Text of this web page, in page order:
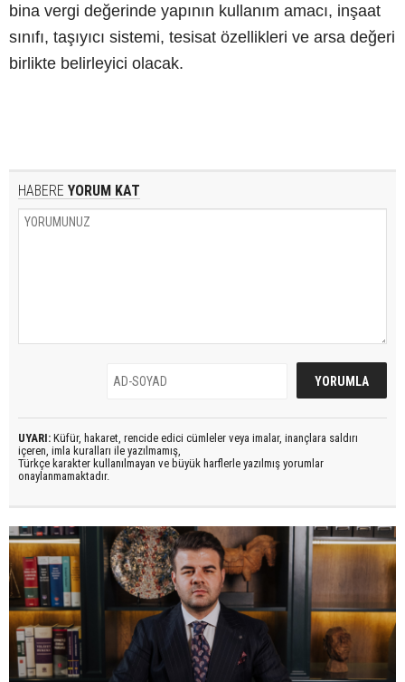
bina vergi değerinde yapının kullanım amacı, inşaat
sınıfı, taşıyıcı sistemi, tesisat özellikleri ve arsa değeri
birlikte belirleyici olacak.
HABERE YORUM KAT
UYARI: Küfür, hakaret, rencide edici cümleler veya imalar, inançlara saldırı
içeren, imla kuralları ile yazılmamış,
Türkçe karakter kullanılmayan ve büyük harflerle yazılmış yorumlar
onaylanmamaktadır.